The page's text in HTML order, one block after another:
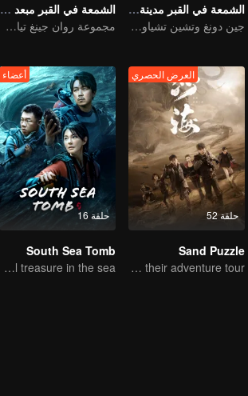
الشمعة في القبر مدينة جينغجوي المفقودة
جين دونغ وتشين تشياو إن يبدآن في الاستكشاف
الشمعة في القبر مبعد الأسلاف لابن العرس
مجموعة روان جينغ تيان للاستكشاف تقاتل من أجل البقاء
حلقة 52
العرض الحصري
Sand Puzzle
Wu Lei and Qinhao opens their adventure tour.
حلقة 16
أعضاء
South Sea Tomb
The trio search for a national treasure in the sea